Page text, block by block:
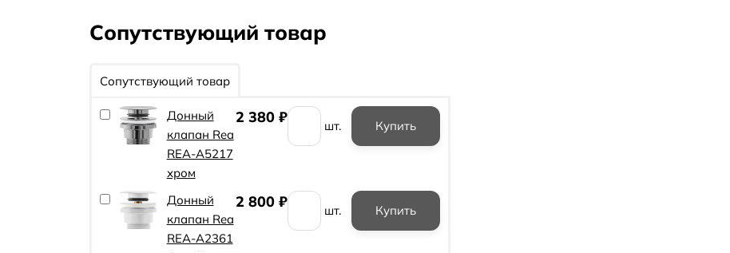
Сопутствующий товар
Сопутствующий товар
Донный
клапан Rea
REA-A5217
хром
2 380 ₽ шт.
Донный
клапан Rea
REA-A2361
2 800 ₽ шт.